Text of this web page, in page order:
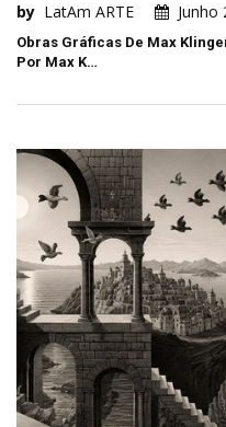
by LatAm ARTE Junho
Obras Gráficas De Max
Por Max K…